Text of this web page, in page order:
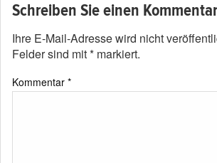
Schreiben Sie einen Kommentar
Ihre E-Mail-Adresse wird nicht
Felder sind mit* markiert.
Kommentar *